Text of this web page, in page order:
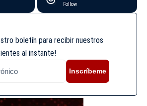
Follow
boletín para recibir nuestros
al instante!
Inscríbeme